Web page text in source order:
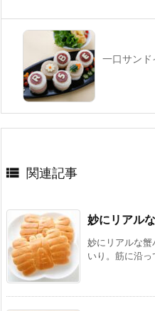
一口サンド
 関連記事
妙にリアル
妙にリアルな
いり。筋に沿